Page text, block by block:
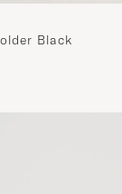
Black
Preis